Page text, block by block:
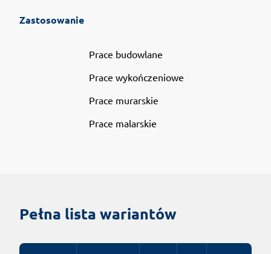
Zastosowanie
Prace budowlane
Prace wykończeniowe
Prace murarskie
Prace malarskie
Pełna lista wariantów